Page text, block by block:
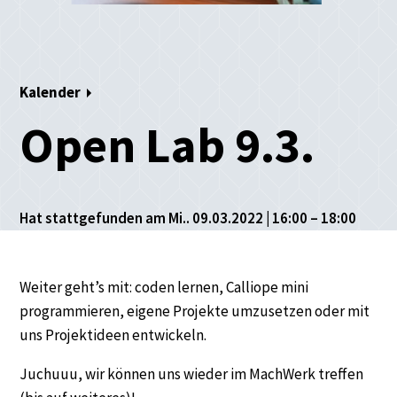
Kalender
Open Lab 9.3.
Hat stattgefunden am Mi.. 09.03.2022 | 16:00 – 18:00
Weiter geht’s mit: coden lernen, Calliope mini
programmieren, eigene Projekte umzusetzen oder mit
uns Projektideen entwickeln.
Juchuuu, wir können uns wieder im MachWerk treffen